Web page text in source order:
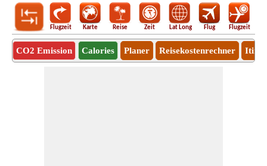
Flugzeit Karte Reise Zeit Lat Long Flug Flugzeit
CO2 Emission Calories Planer Reisekostenrechner